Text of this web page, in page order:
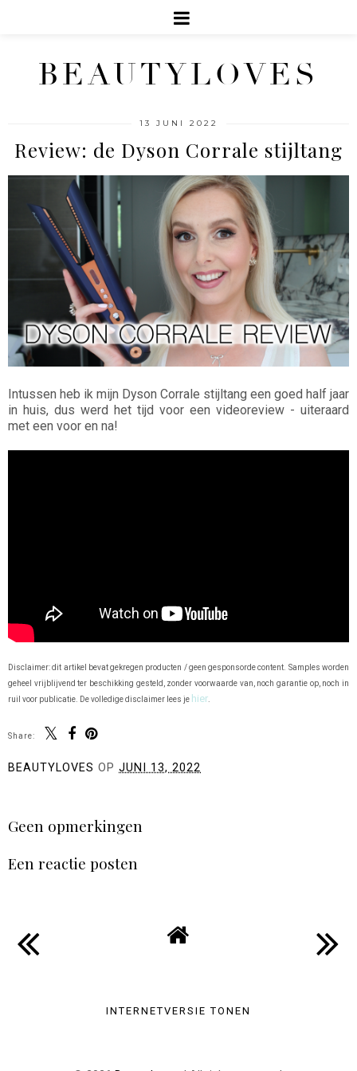
BEAUTYLOVES
13 JUNI 2022
Review: de Dyson Corrale stijltang
Intussen heb ik mijn Dyson Corrale stijltang een goed half jaar
in huis, dus werd het tijd voor een videoreview - uiteraard
met een voor en na!
Disclaimer: dit artikel bevat gekregen producten / geen gesponsorde content. Samples worden
geheel vrijblijvend ter beschikking gesteld, zonder voorwaarde van, noch garantie op, noch in
ruil voor publicatie. De volledige disclaimer lees je hier
Share:
BEAUTYLOVES OP JUNI 13, 2022
Geen opmerkingen
Een reactie posten
INTERNETVERSIE TONEN